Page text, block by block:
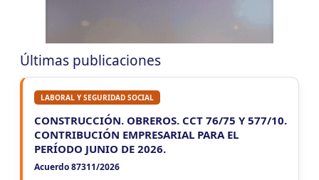
Reg. Unif. Ret. y Perc. Ctes.
Últimas publicaciones
LABORAL Y SEGURIDAD SOCIAL
CONSTRUCCIÓN. OBREROS. CCT 76/75 Y 577/10.
CONTRIBUCIÓN EMPRESARIAL PARA EL
PERÍODO JUNIO DE 2026.
Acuerdo 87311/2026